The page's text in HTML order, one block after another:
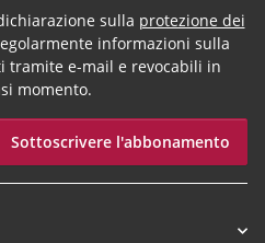
sulla protezione dei
informazioni sulla
tramite e-mail e revocabili in
momento.
Sottoscrivere l'abbonamento